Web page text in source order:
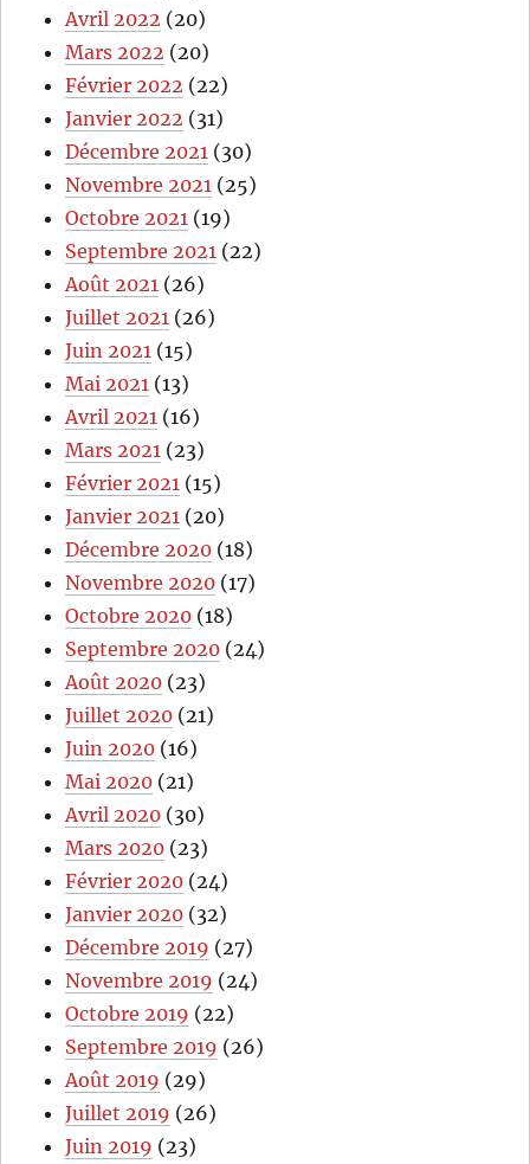
Avril 2022 (20)
Mars 2022 (20)
Février 2022 (22)
Janvier 2022 (31)
Décembre 2021 (30)
Novembre 2021 (25)
Octobre 2021 (19)
Septembre 2021 (22)
Août 2021 (26)
Juillet 2021 (26)
Juin 2021 (15)
Mai 2021 (13)
Avril 2021 (16)
Mars 2021 (23)
Février 2021 (15)
Janvier 2021 (20)
Décembre 2020 (18)
Novembre 2020 (17)
Octobre 2020 (18)
Septembre 2020 (24)
Août 2020 (23)
Juillet 2020 (21)
Juin 2020 (16)
Mai 2020 (21)
Avril 2020 (30)
Mars 2020 (23)
Février 2020 (24)
Janvier 2020 (32)
Décembre 2019 (27)
Novembre 2019 (24)
Octobre 2019 (22)
Septembre 2019 (26)
Août 2019 (29)
Juillet 2019 (26)
Juin 2019 (23)